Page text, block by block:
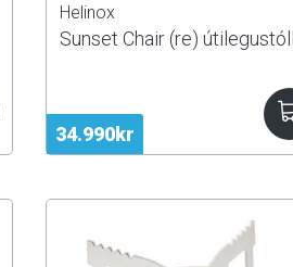
34.990kr
Helinox
Sunset Chair (re) útilegustóll